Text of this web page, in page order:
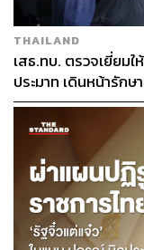
THAILAND
เสธ.ทบ. ตรวจเยี่ยม
ประมาท เดินหน้ารัก